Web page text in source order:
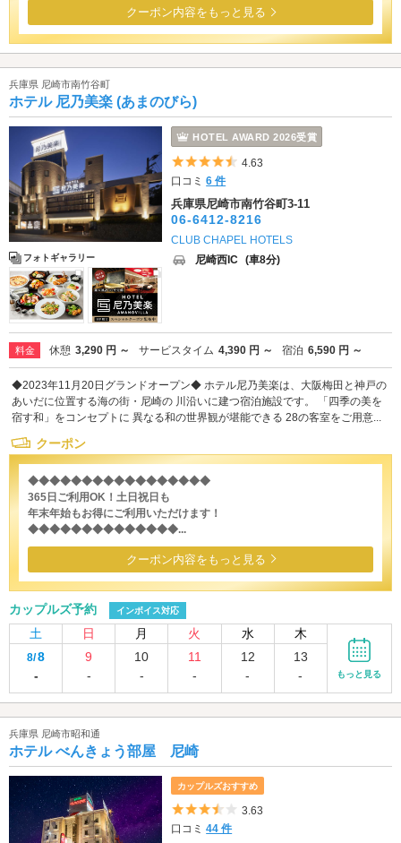
クーポン内容をもっと見る
兵庫県 尼崎市南竹谷町
ホテル 尼乃美楽 (あまのびら)
フォトギャラリー
HOTEL AWARD 2026受賞
5つ星のうち4.5
4.63
口コミ6 件
兵庫県尼崎市南竹谷町3-11
06-6412-8216
CLUB CHAPEL HOTELS
尼崎西IC (車8分)
料金 休憩 3,290 円 ～ サービスタイム 4,390 円 ～ 宿泊 6,590 円 ～
◆2023年11月20日グランドオープン◆ ホテル尼乃美楽は、大阪梅田と神戸の
あいだに位置する海の街・尼崎の 川沿いに建つ宿泊施設です。 「四季の美を
宿す和」をコンセプトに 異なる和の世界観が堪能できる 28の客室をご用意...
クーポン
◆◆◆◆◆◆◆◆◆◆◆◆◆◆◆◆◆
365日ご利用OK！土日祝日も
年末年始もお得にご利用いただけます！
◆◆◆◆◆◆◆◆◆◆◆◆◆◆...
クーポン内容をもっと見る
カップルズ予約 インボイス対応
土 日 月 火 水 木
8/8
-
9
-
10
-
11
-
12
-
13
-
もっと見る
兵庫県 尼崎市昭和通
ホテル べんきょう部屋 尼崎
カップルズおすすめ
5つ星のうち3.5
3.63
口コミ44 件